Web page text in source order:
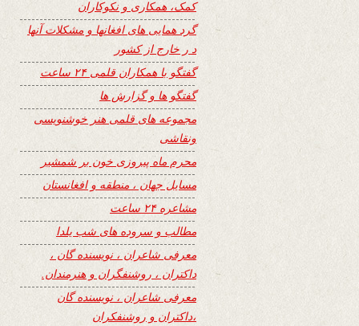
کمک، همکاری و نکوکاران
گرد همایی های افغانها و مشکلات آنها
د ر خارج از کشور
گفتگو با همکاران قلمی ۲۴ ساعت
گفتگو ها و گزارش ها
مجموعه های قلمی هنر خوشنویسی
ونقاشی
محرم ماه پیروزی خون بر شمشیر
مسایل جهان ، منطقه و افغانستان
مشاعره ۲۴ ساعت
مطالب و سروده های شب یلدا
معرفی شاعران ، نویسنده گان ،
داکتران ، روشنفگران و هنرمندان.
معرفی شاعران ، نویسنده گان
،داکتران و روشنفکران